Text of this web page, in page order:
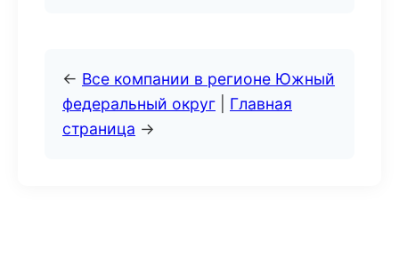
← Все компании в регионе Южный
федеральный округ
Главная
страница →